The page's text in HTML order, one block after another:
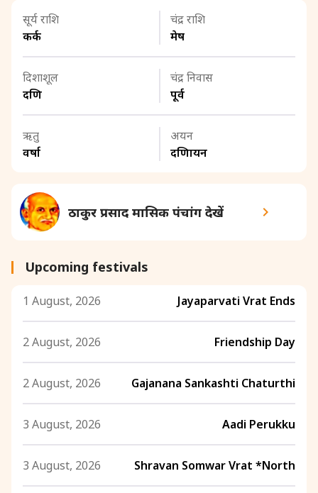
सूर्य राशि
कर्क
चंद्र राशि
मेष
दिशाशूल
दक्षिण
चंद्र निवास
पूर्व
ऋतु
वर्षा
अयन
दक्षिणायन
ठाकुर प्रसाद मासिक पंचांग देखें
Upcoming festivals
1 August, 2026 Jayaparvati Vrat Ends
2 August, 2026 Friendship Day
2 August, 2026 Gajanana Sankashti Chaturthi
3 August, 2026 Aadi Perukku
3 August, 2026 Shravan Somwar Vrat *North